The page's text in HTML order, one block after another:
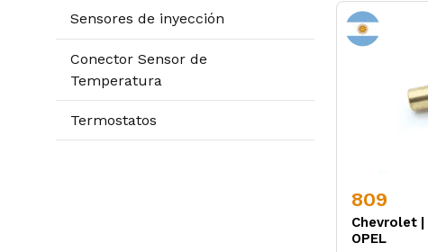
Sensores de inyección
Conector Sensor de
Temperatura
Termostatos
809
Chevrolet |
OPEL